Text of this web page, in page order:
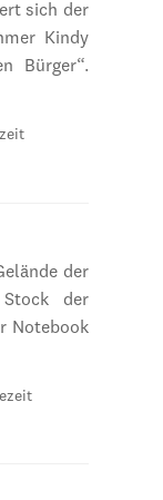
sich der
Kindy
Bürger“.
der
Stock der
Notebook